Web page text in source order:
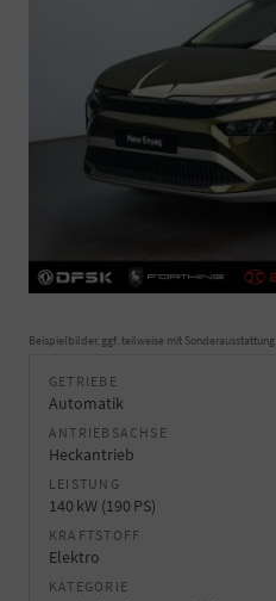
Beispielbilder, ggf. teilweise mit Sonderausstattung
GETRIEBE
Automatik
ANTRIEBSACHSE
Heckantrieb
LEISTUNG
140 kW (190 PS)
KRAFTSTOFF
Elektro
KATEGORIE